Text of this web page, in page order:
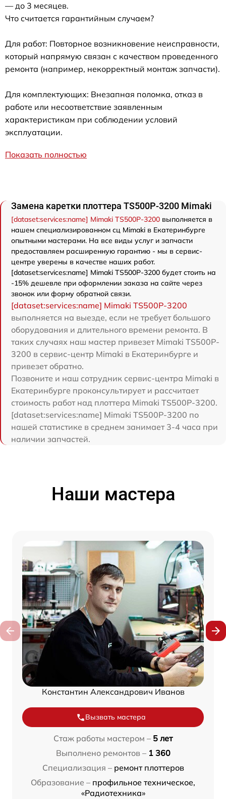
— до 3 месяцев.
Что считается гарантийным случаем?
Для работ: Повторное возникновение неисправности,
который напрямую связан с качеством проведенного
ремонта (например, некорректный монтаж запчасти).
Для комплектующих: Внезапная поломка, отказ в
работе или несоответствие заявленным
характеристикам при соблюдении условий
эксплуатации.
Показать полностью
Замена каретки плоттера TS500P-3200 Mimaki
[dataset:services:name] Mimaki TS500P-3200 выполняется в
нашем специализированном сц Mimaki в Екатеринбурге
опытными мастерами. На все виды услуг и запчасти
предоставляем расширенную гарантию - мы в сервис-
центре уверены в качестве наших работ.
[dataset:services:name] Mimaki TS500P-3200 будет стоить на
-15% дешевле при оформлении заказа на сайте через
звонок или форму обратной связи.
[dataset:services:name] Mimaki TS500P-3200
выполняется на выезде, если не требует большого
оборудования и длительного времени ремонта. В
таких случаях наш мастер привезет Mimaki TS500P-
3200 в сервис-центр Mimaki в Екатеринбурге и
привезет обратно.
Позвоните и наш сотрудник сервис-центра Mimaki в
Екатеринбурге проконсультирует и рассчитает
стоимость работ над плоттера Mimaki TS500P-3200.
[dataset:services:name] Mimaki TS500P-3200 по
нашей статистике в среднем занимает 3-4 часа при
наличии запчастей.
Наши мастера
Константин Александрович Иванов
Вызвать мастера
Стаж работы мастером – 5 лет
Выполнено ремонтов – 1 360
Специализация – ремонт плоттеров
Образование – профильное техническое,
«Радиотехника»